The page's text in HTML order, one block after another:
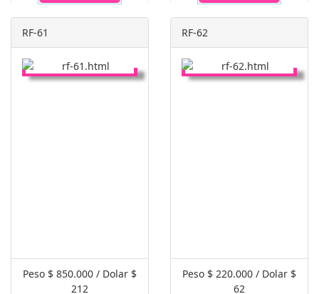
RF-61
Peso $ 850.000 / Dolar $
212
RF-62
Peso $ 220.000 / Dolar $
62